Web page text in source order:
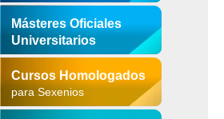
Másteres Oficiales
Universitarios
Cursos Homologados
para Sexenios